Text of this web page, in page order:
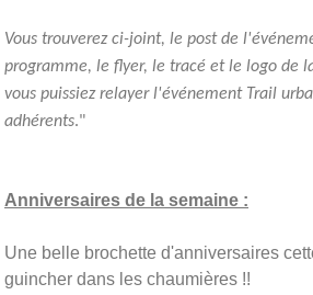
Vous trouverez ci-joint, le post de
programme, le flyer, le tracé et le logo de
vous puissiez relayer l'événement Trail
adhérents."
Anniversaires de la semaine :
Une belle brochette d'anniversaires
guincher dans les chaumières !!